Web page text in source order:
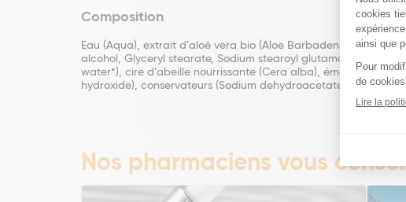
Composition
Eau (Aqua), extrait d’aloé vera bio (Aloe Barbadensis leaf
alcohol, Glyceryl stearate, Sodium stearoyl glutamate,
water*), cire d’abeille nourrissante (Cera alba), émollients
hydroxide), conservateurs (Sodium dehydroacetate, Sodium
Nos pharmaciens vous